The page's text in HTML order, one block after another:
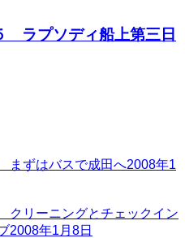
ラプソディ船上第三日
ずはバスで成田へ2008年1
リーニングとチェックイン
2008年1月8日